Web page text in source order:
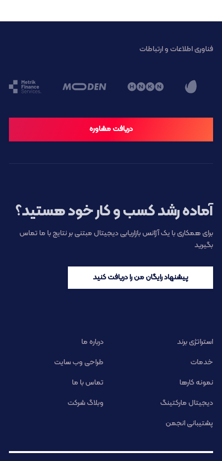
فناوری اطلاعات و ارتباطات
دریافت مشاوره
آماده رشد کسب و کار خود هستید؟
برای همکاری با یک آژانس بازاریابی دیجیتال مبتنی بر نتایج با ما تماس
بگیرید
پیشنهاد رایگان من را دریافت کنید
استراتژی برند
درباره ما
خدمات
طراحی وب سایت
نمونه کارها
تماس با ما
دیجیتال مارکتینگ
وبلاگ شرکت
پشتیبانی انجمن